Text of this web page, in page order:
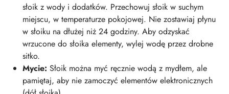
słoik z wody i dodatków. Przechowuj słoik w suchym
miejscu, w temperaturze pokojowej. Nie zostawiaj płynu
w słoiku na dłużej niż 24 godziny. Aby odzyskać
wrzucone do słoika elementy, wylej wodę przez drobne
sitko.
Mycie: Słoik można myć ręcznie wodą z mydłem, ale
pamiętaj, aby nie zamoczyć elementów elektronicznych